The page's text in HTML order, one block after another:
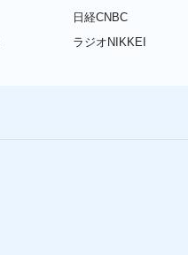
日経CNBC
ラジオNIKKEI